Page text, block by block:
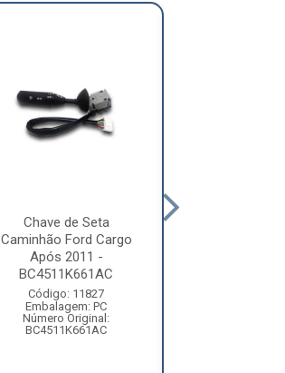
Chave de Seta
Caminhão Ford Cargo
Após 2011 -
BC4511K661AC
Código: 11827
Embalagem: PC
Número Original:
BC4511K661AC